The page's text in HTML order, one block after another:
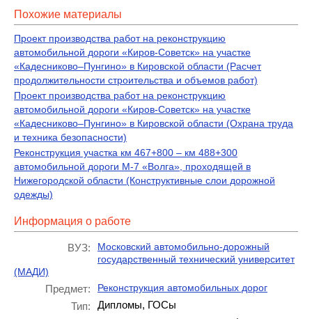
Похожие материалы
Проект производства работ на реконструкцию
автомобильной дороги «Киров-Советск» на участке
«Кадесниково–Пунгино» в Кировской области (Расчет
продолжительности строительства и объемов работ)
Проект производства работ на реконструкцию
автомобильной дороги «Киров-Советск» на участке
«Кадесниково–Пунгино» в Кировской области (Охрана труда
и техника безопасности)
Реконструкция участка км 467+800 – км 488+300
автомобильной дороги М-7 «Волга», проходящей в
Нижегородской области (Конструктивные слои дорожной
одежды)
Информация о работе
ВУЗ:
Московский автомобильно-дорожный
государственный технический университет
(МАДИ)
Предмет: Реконструкция автомобильных дорог
Тип:
Дипломы, ГОСы